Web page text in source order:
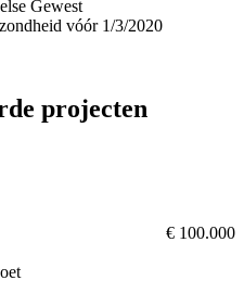
Gewest
vóór 1/3/2020
projecten
€ 100.000